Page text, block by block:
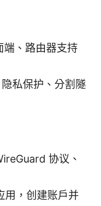
、路由器支持
私保护、分割隧
协议、
用，创建账户并